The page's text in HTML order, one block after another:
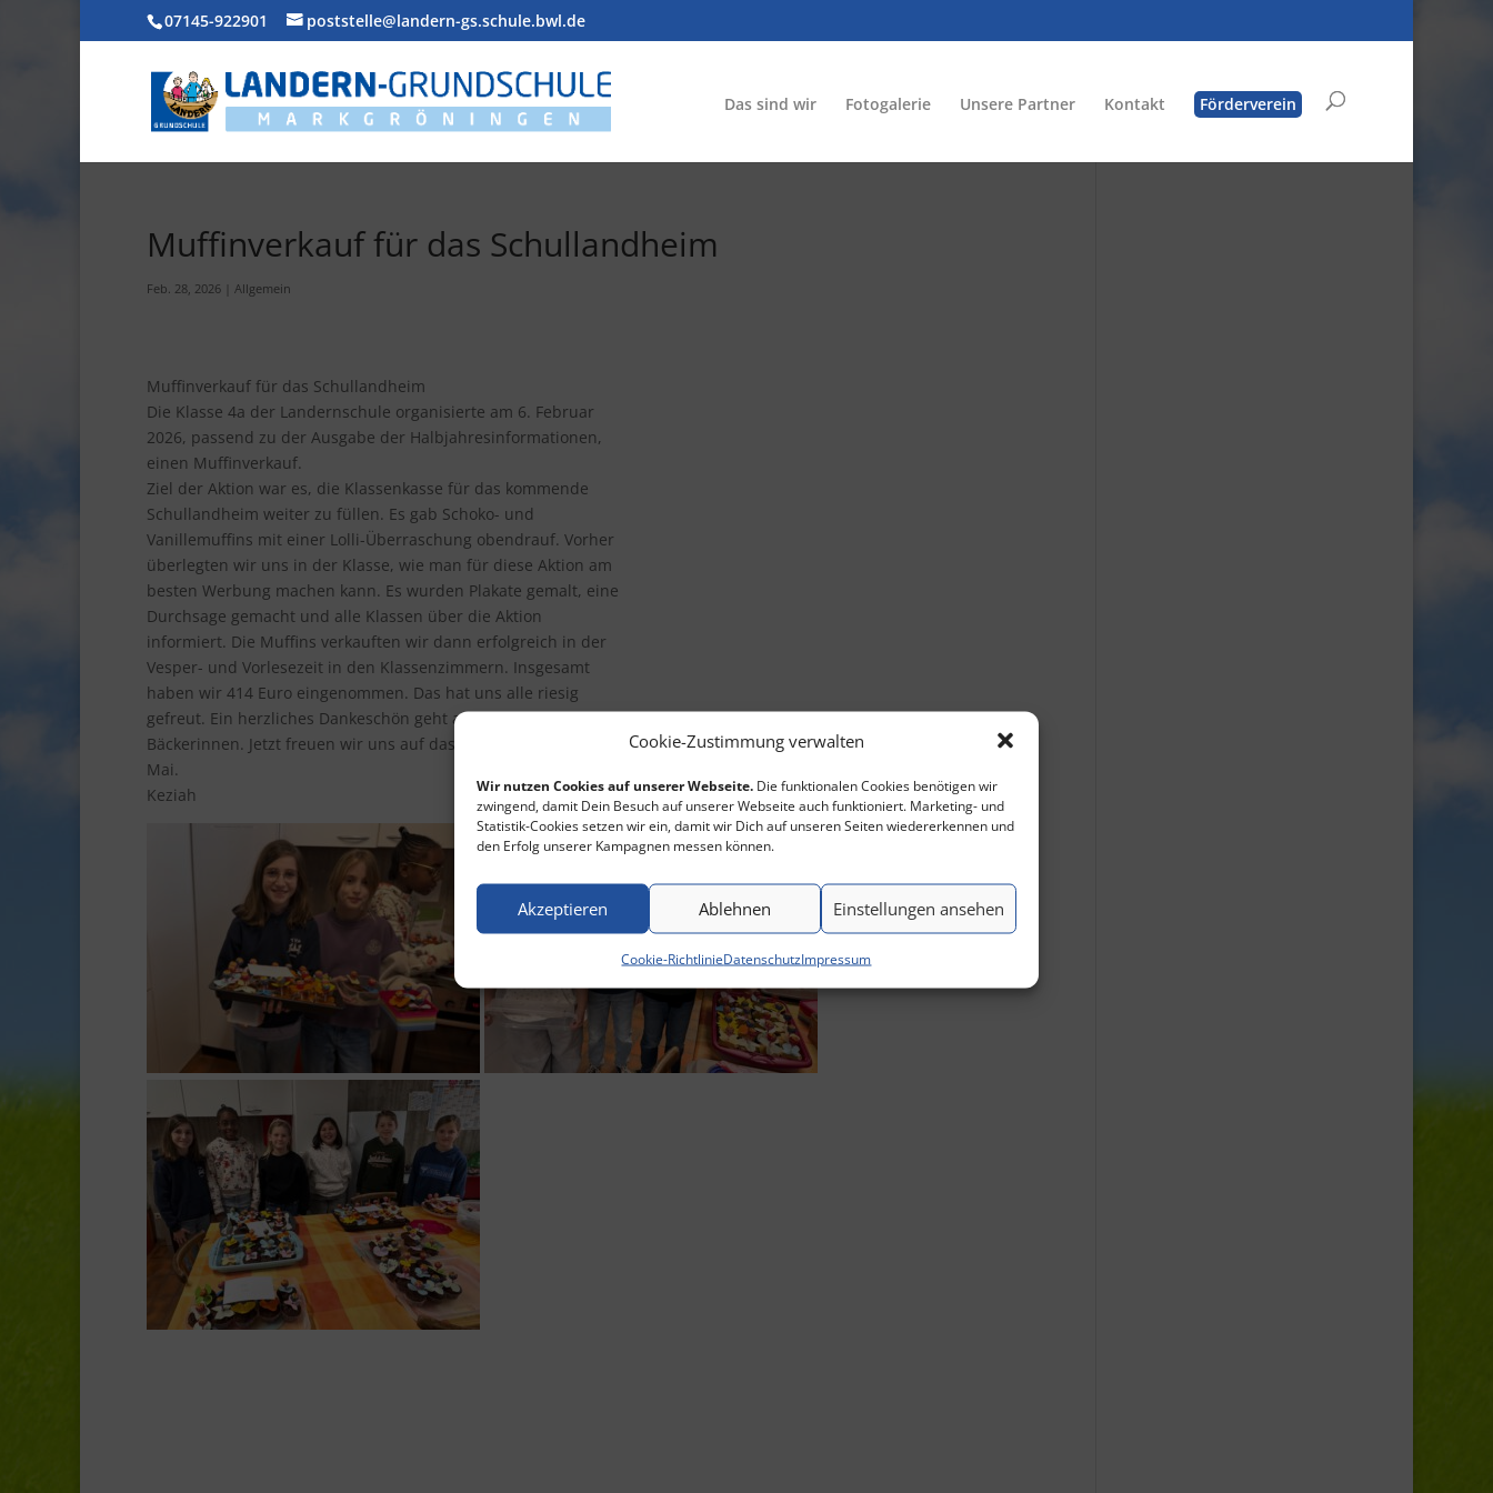
Cookie-Zustimmung verwalten
Wir nutzen Cookies auf unserer Webseite. Die funktionalen Cookies benötigen wir
zwingend, damit Dein Besuch auf unserer Webseite auch funktioniert. Marketing- und
Statistik-Cookies setzen wir ein, damit wir Dich auf unseren Seiten wiedererkennen und
den Erfolg unserer Kampagnen messen können.
Akzeptieren Ablehnen Einstellungen ansehen
Cookie-RichtlinieDatenschutzImpressum
07145-922901 poststelle@landern-gs.schule.bwl.de
Das sind wir Fotogalerie Unsere Partner Kontakt Förderverein
Muffinverkauf für das Schullandheim
Feb. 28, 2026 Allgemein
Muffinverkauf für das Schullandheim
Die Klasse 4a der Landernschule organisierte am 6. Februar
2026, passend zu der Ausgabe der Halbjahresinformationen,
einen Muffinverkauf.
Ziel der Aktion war es, die Klassenkasse für das kommende
Schullandheim weiter zu füllen. Es gab Schoko- und
Vanillemuffins mit einer Lolli-Überraschung obendrauf. Vorher
überlegten wir uns in der Klasse, wie man für diese Aktion am
besten Werbung machen kann. Es wurden Plakate gemalt, eine
Durchsage gemacht und alle Klassen über die Aktion
informiert. Die Muffins verkauften wir dann erfolgreich in der
Vesper- und Vorlesezeit in den Klassenzimmern. Insgesamt
haben wir 414 Euro eingenommen. Das hat uns alle riesig
gefreut. Ein herzliches Dankeschön geht an alle Bäcker und
Bäckerinnen. Jetzt freuen wir uns auf das Schullandheim im
Mai.
Keziah